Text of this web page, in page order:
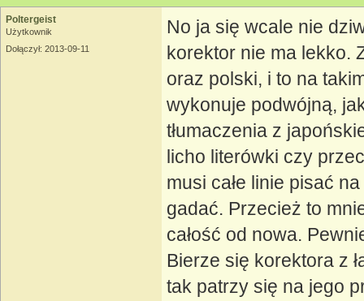
Poltergeist
Użytkownik
Dołączył: 2013-09-11
No ja się wcale nie
korektor nie ma lekko.
oraz polski, i to na
wykonuje podwójną,
tłumaczenia z
licho literówki czy
musi całe linie pisać
gadać. Przecież to
całość od nowa.
Bierze się korektora z
tak patrzy się na jego